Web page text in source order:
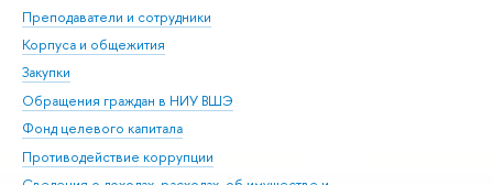
Преподаватели и сотрудники
Корпуса и общежития
Закупки
Обращения граждан в НИУ ВШЭ
Фонд целевого капитала
Противодействие коррупции